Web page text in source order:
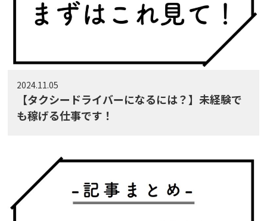
2024.11.05
【タクシードライバーになるには？】未経験で
も稼げる仕事です！